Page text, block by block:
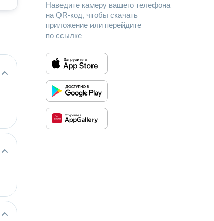
Наведите камеру вашего телефона
на QR-код, чтобы скачать
приложение или перейдите
по ссылке